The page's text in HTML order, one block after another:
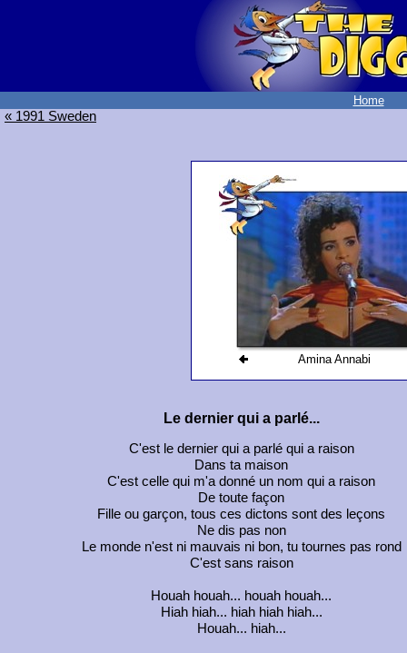
Home
« 1991 Sweden
Amina Annabi
Le dernier qui a parlé...
C'est le dernier qui a parlé qui a raison
Dans ta maison
C'est celle qui m'a donné un nom qui a raison
De toute façon
Fille ou garçon, tous ces dictons sont des leçons
Ne dis pas non
Le monde n'est ni mauvais ni bon, tu tournes pas rond
C'est sans raison
Houah houah... houah houah...
Hiah hiah... hiah hiah hiah...
Houah... hiah...